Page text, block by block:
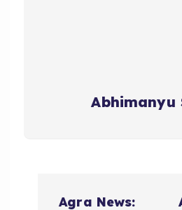
Abhimanyu
Agra News: